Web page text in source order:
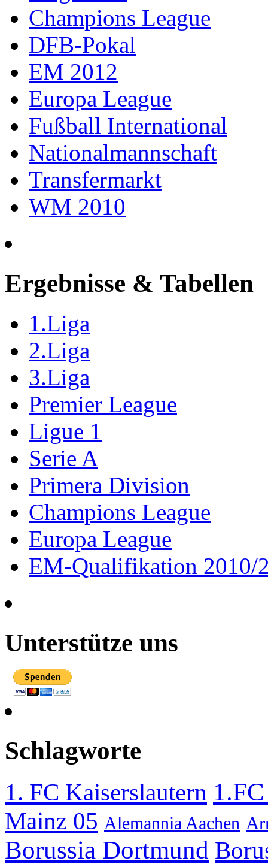
Champions League
DFB-Pokal
EM 2012
Europa League
Fußball International
Nationalmannschaft
Transfermarkt
WM 2010
Ergebnisse & Tabellen
1.Liga
2.Liga
3.Liga
Premier League
Ligue 1
Serie A
Primera Division
Champions League
Europa League
EM-Qualifikation 2010/
Unterstütze uns
Schlagworte
1. FC Kaiserslautern
Mainz 05 Alemannia Aachen
Borussia Dortmund